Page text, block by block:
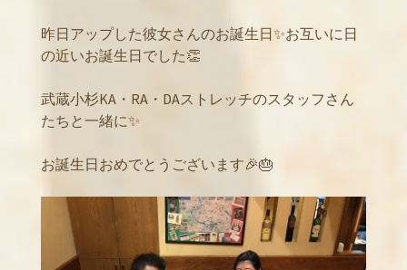
昨日アップした彼女さんのお誕生日✨お互いに日
の近いお誕生日でした👏
武蔵小杉KA・RA・DAストレッチのスタッフさん
たちと一緒に✨
お誕生日おめでとうございます🎉🎂